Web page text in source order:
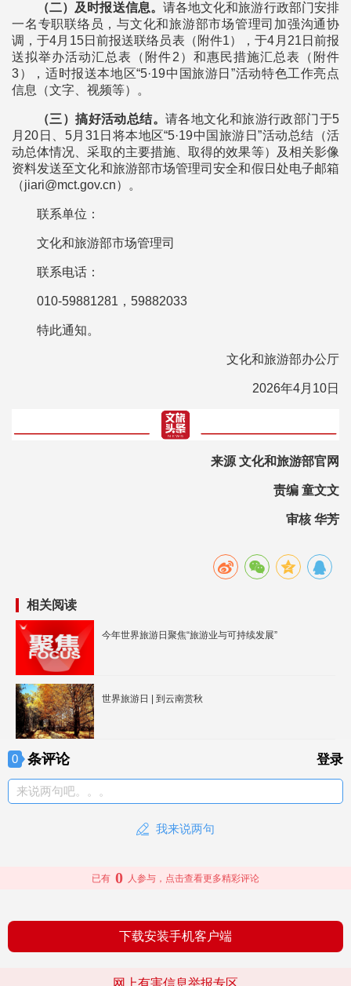
（二）及时报送信息。 请各地文化和旅游行政部门安排
一名专职联络员，与文化和旅游部市场管理司加强沟通协
调，于4月15日前报送联络员表（附件1），于4月21日前报
送拟举办活动汇总表（附件2）和惠民措施汇总表（附件
3），适时报送本地区“5·19中国旅游日”活动特色工作亮点
信息（文字、视频等）。
（三）搞好活动总结。 请各地文化和旅游行政部门于5
月20日、5月31日将本地区“5·19中国旅游日”活动总结（活
动总体情况、采取的主要措施、取得的效果等）及相关影像
资料发送至文化和旅游部市场管理司安全和假日处电子邮箱
（jiari@mct.gov.cn）。
联系单位：
文化和旅游部市场管理司
联系电话：
010-59881281，59882033
特此通知。
文化和旅游部办公厅
2026年4月10日
来源 文化和旅游部官网
责编 童文文
审核 华芳
相关阅读
今年世界旅游日聚焦“旅游业与可持续发展”
世界旅游日 | 到云南赏秋
0 条评论 登录
来说两句吧。。。
我来说两句
已有 0 人参与，点击查看更多精彩评论
下载安装手机客户端
网上有害信息举报专区